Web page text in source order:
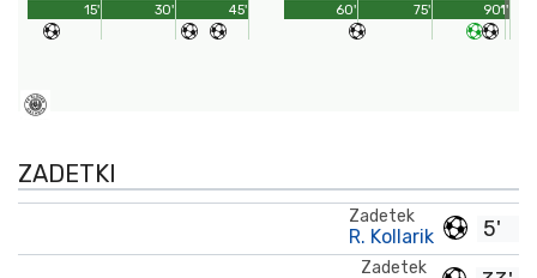
45'
15' 30' 90'
60' 75' 1'
ZADETKI
5'
Zadetek
R. Kollarik
Zadetek